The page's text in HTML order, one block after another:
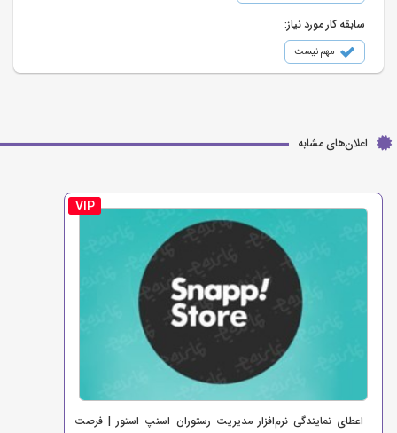
سابقه کار مورد نیاز:
مهم نیست
اعلان‌های مشابه
VIP
اعطای نمایندگی نرم‌افزار مدیریت رستوران اسنپ استور | فرصت